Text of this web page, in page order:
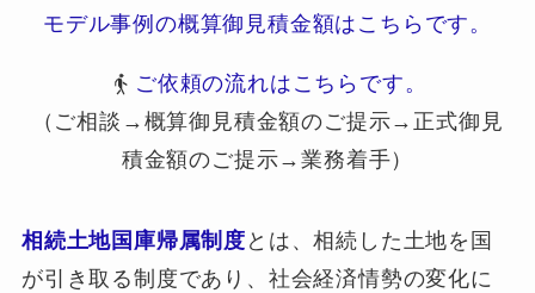
モデル事例の概算御見積金額はこちらです。
ご依頼の流れはこちらです。
（ご相談→概算御見積金額のご提示→正式御見
積金額のご提示→業務着手）
相続土地国庫帰属制度 とは、相続した土地を国
が引き取る制度であり、社会経済情勢の変化に